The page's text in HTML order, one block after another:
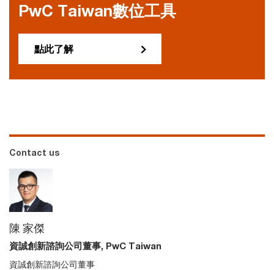
PwC Taiwan數位工具
點此了解
Contact us
陳 家傑
資誠創新諮詢公司董事, PwC Taiwan
資誠創新諮詢公司董事